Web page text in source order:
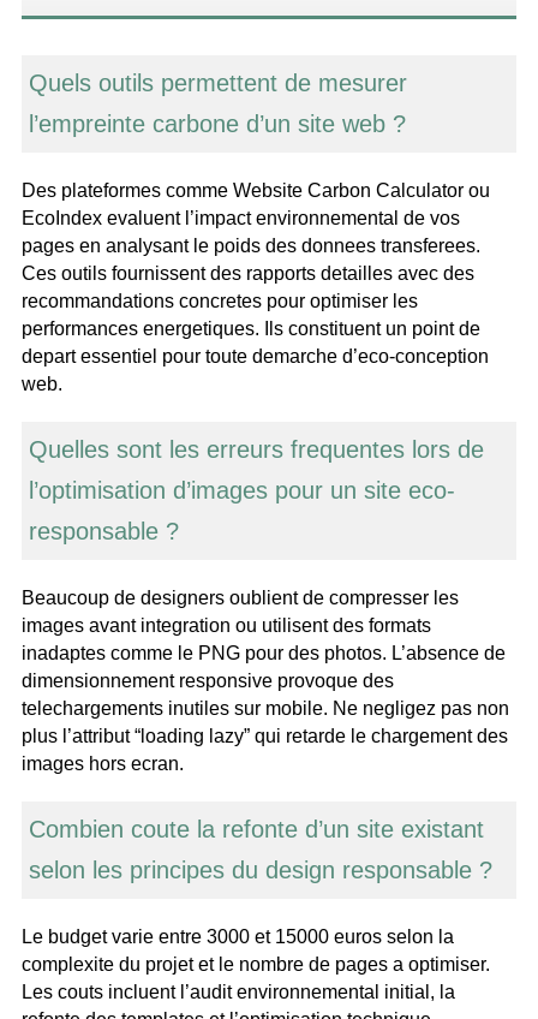
Quels outils permettent de mesurer
l’empreinte carbone d’un site web ?
Des plateformes comme Website Carbon Calculator ou
EcoIndex evaluent l’impact environnemental de vos
pages en analysant le poids des donnees transferees.
Ces outils fournissent des rapports detailles avec des
recommandations concretes pour optimiser les
performances energetiques. Ils constituent un point de
depart essentiel pour toute demarche d’eco-conception
web.
Quelles sont les erreurs frequentes lors de
l’optimisation d’images pour un site eco-
responsable ?
Beaucoup de designers oublient de compresser les
images avant integration ou utilisent des formats
inadaptes comme le PNG pour des photos. L’absence de
dimensionnement responsive provoque des
telechargements inutiles sur mobile. Ne negligez pas non
plus l’attribut “loading lazy” qui retarde le chargement des
images hors ecran.
Combien coute la refonte d’un site existant
selon les principes du design responsable ?
Le budget varie entre 3000 et 15000 euros selon la
complexite du projet et le nombre de pages a optimiser.
Les couts incluent l’audit environnemental initial, la